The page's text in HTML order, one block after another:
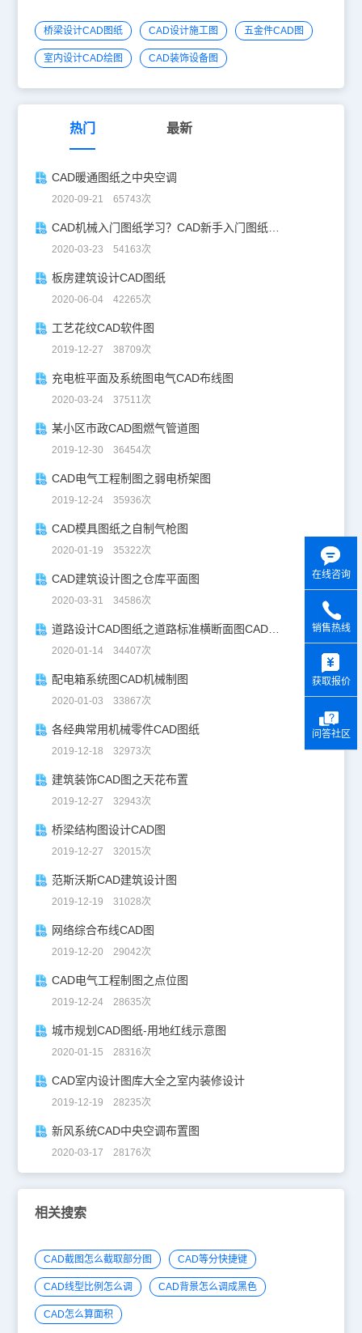
桥梁设计CAD图纸 CAD设计施工图 五金件CAD图
室内设计CAD绘图 CAD装饰设备图
热门 最新
CAD暖通图纸之中央空调
2020-09-21 65743次
CAD机械入门图纸学习？CAD新手入门图纸练习
2020-03-23 54163次
板房建筑设计CAD图纸
2020-06-04 42265次
工艺花纹CAD软件图
2019-12-27 38709次
充电桩平面及系统图电气CAD布线图
2020-03-24 37511次
某小区市政CAD图燃气管道图
2019-12-30 36454次
CAD电气工程制图之弱电桥架图
2019-12-24 35936次
CAD模具图纸之自制气枪图
2020-01-19 35322次
CAD建筑设计图之仓库平面图
2020-03-31 34586次
道路设计CAD图纸之道路标准横断面图CAD图纸
2020-01-14 34407次
配电箱系统图CAD机械制图
2020-01-03 33867次
各经典常用机械零件CAD图纸
2019-12-18 32973次
建筑装饰CAD图之天花布置
2019-12-27 32943次
桥梁结构图设计CAD图
2019-12-27 32015次
范斯沃斯CAD建筑设计图
2019-12-19 31028次
网络综合布线CAD图
2019-12-20 29042次
CAD电气工程制图之点位图
2019-12-24 28635次
城市规划CAD图纸-用地红线示意图
2020-01-15 28316次
CAD室内设计图库大全之室内装修设计
2019-12-19 28235次
新风系统CAD中央空调布置图
2020-03-17 28176次
相关搜索
CAD截图怎么截取部分图 CAD等分快捷键
CAD线型比例怎么调 CAD背景怎么调成黑色
CAD怎么算面积
在线咨询
销售热线
获取报价
问答社区